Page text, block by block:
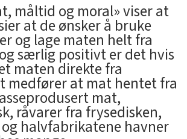
måltid og moral» viser at
at de ønsker å bruke
og lage maten helt fra
særlig positivt er det hvis
maten direkte fra
medfører at mat hentet fra
mat,
råvarer fra frysedisken,
halvfabrikatene havner